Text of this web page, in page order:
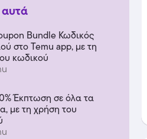
Bundle Κωδικός
στο Temu app, με τη
κωδικού
Έκπτωση σε όλα τα
με τη χρήση του